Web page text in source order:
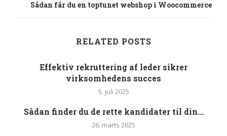
Sådan får du en toptunet webshop i Woocommerce
RELATED POSTS
Effektiv rekruttering af leder sikrer
virksomhedens succes
5. juli 2025
Sådan finder du de rette kandidater til din...
26. marts 2025